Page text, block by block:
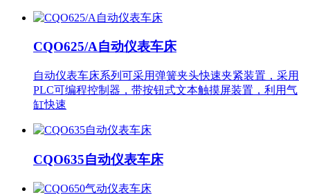
CQO625/A自动仪表车床
自动仪表车床系列可采用弹簧夹头快速夹紧装置，采用
PLC可编程控制器，带按钮式文本触摸屏装置，利用气
缸快速
CQO635自动仪表车床